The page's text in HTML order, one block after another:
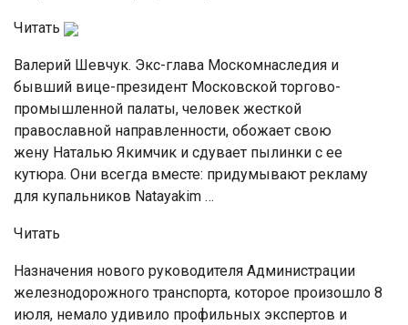
Читать
Валерий Шевчук. Экс-глава Мос­комнаследия и
бывший вице-президент Московской торгово-
промышленной па­латы, человек жесткой
православной направленности, обожает свою
жену Наталью Якимчик и сдувает пылинки с ее
кутюра. Они всегда вместе: придумывают рекламу
для купальников Natayakim …
Читать
Назначения нового руководителя Администрации
железнодорожного транспорта, которое произошло 8
июля, немало удивило профильных экспертов и